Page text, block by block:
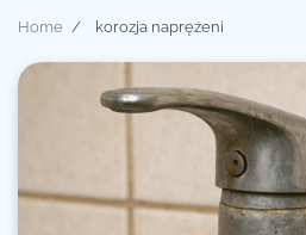
Home korozja naprężeni